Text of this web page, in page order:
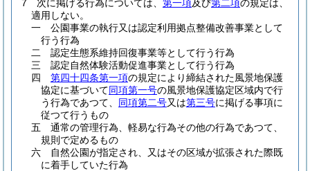
7
次に掲げる行為については、 第一項及び第二項の規定は、
適用しない。
一
公園事業の執行又は認定利用拠点整備改善事業として
行う行為
二
認定生態系維持回復事業等として行う行為
三
認定自然体験活動促進事業として行う行為
四
第四十四条第一項の規定により締結された風景地保護
協定に基づいて同項第一号の風景地保護協定区域内で行
う行為であつて、 同項第二号又は第三号に掲げる事項に
従つて行うもの
五
通常の管理行為、軽易な行為その他の行為であつて、
規則で定めるもの
六
自然公園が指定され、又はその区域が拡張された際既
に着手していた行為